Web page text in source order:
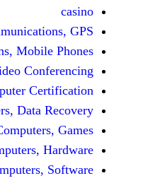
Communications,
Communications, Video
Computers, Computer
Computers,